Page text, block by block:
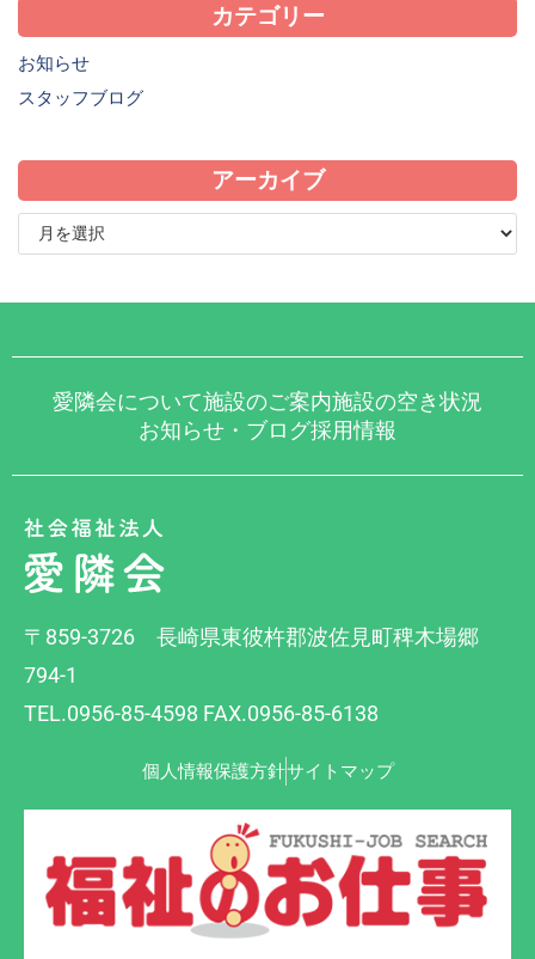
カテゴリー
お知らせ
スタッフブログ
アーカイブ
愛隣会について施設のご案内施設の空き状況
お知らせ・ブログ採用情報
〒859-3726 長崎県東彼杵郡波佐見町稗木場郷
794-1
TEL.0956-85-4598 FAX.0956-85-6138
個人情報保護方針サイトマップ